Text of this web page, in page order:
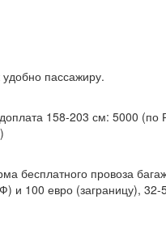
пассажиру.
158-203 см: 5000 (по
бесплатного провоза
и 100 евро (заграницу),